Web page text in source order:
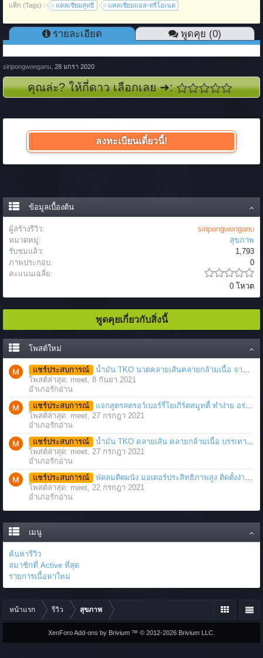
แท็ก (Tags) : แคลเซียมสุทธิ แคลเซียมแอล-ทรีโอเนต
รายละเอียด พูดคุย (0)
siripongwonganu 28 มกรา 2020
คุณล่ะ? ให้กี่ดาว เลือกเลย ➜:
ลงทะเบียนเดี๋ยวนี้!
ข้อมูลเบื้องต้น
ผู้สร้างรีวิว:
siripongwonganu
หมวดหมู่:
สุขภาพ
รับชมแล้ว:
1,793
ภาพประกอบ:
0
คะแนนเฉลี่ย:
0 โหวต
พูดคุยเกี่ยวกับสิ่งนี้
โพสต์ใหม่
แชร์ประสบการณ์
น้ำมัน TKO นวดคลายเส้นคลายกล้ามเนื้อ จากภาวะตึงหรือเคล็ด บาดเจ็บ ได้อย่างฉับพลัน
โพสต์ล่าสุด: meet, 8 กันยา 2021
อำเภอรักอ่าน
แชร์ประสบการณ์
แจกสูตรสตรอว์เบอร์รี่โยเกิร์ตสมูทตี้ ทำง่าย อร่อย แค่มีเครื่องปั่นน้ำผลไม้
โพสต์ล่าสุด: meet, 27 กรกฎา 2021
อำเภอรักอ่าน
แชร์ประสบการณ์
น้ำมัน TKO คลายเส้น คลายกล้ามเนื้อ บรรเทาอาการบาดเจ็บโดยฉับพลัน
โพสต์ล่าสุด: meet, 27 กรกฎา 2021
อำเภอรักอ่าน
แชร์ประสบการณ์
พัดลมติดผนัง มอเตอร์ประสิทธิภาพสูง ติดตั้งง่าย ประหยัดพื้นที่
โพสต์ล่าสุด: meet, 22 กรกฎา 2021
อำเภอรักอ่าน
เมนู
ค้นหารีวิว
สมาชิกที่ Active ที่สุด
รายการเนื้อหาใหม่
หน้าแรก รีวิว สุขภาพ
XenForo Add-ons by Brivium ™ © 2012-2026 Brivium LLC.